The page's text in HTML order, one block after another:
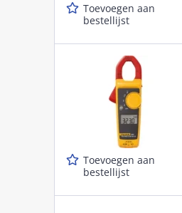
Toevoegen aan
bestellijst
Toevoegen aan
bestellijst